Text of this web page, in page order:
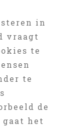
in
vraagt
te
te
de
het